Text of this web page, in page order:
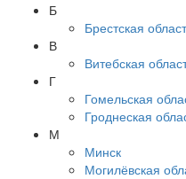
Б
Брестская
В
Витебская
Г
Гомельская
Гроднеская
М
Минск
Могилёвская